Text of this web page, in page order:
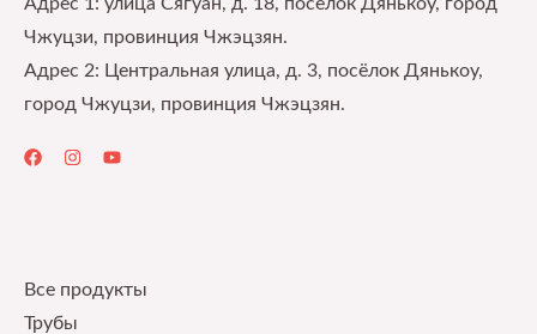
Адрес 1: улица Сягуан, д. 18, посёлок Дянькоу, город
Чжуцзи, провинция Чжэцзян.
Адрес 2: Центральная улица, д. 3, посёлок Дянькоу,
город Чжуцзи, провинция Чжэцзян.
Все продукты
Трубы